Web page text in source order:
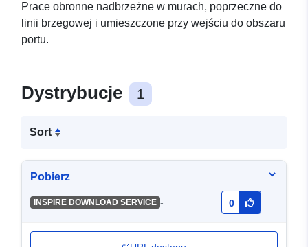
Prace obronne nadbrzeżne w murach, poprzeczne do
linii brzegowej i umieszczone przy wejściu do obszaru
portu.
Dystrybucje 1
Sort
Pobierz
INSPIRE DOWNLOAD SERVICE - 0